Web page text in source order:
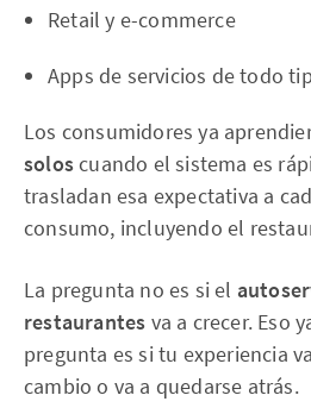
Retail y e-commerce
Apps de servicios de todo
Los consumidores ya
soloscuando el sistema es
trasladan esa expectativa a
consumo, incluyendo el
La pregunta no es si el
restaurantes va a crecer. Eso
pregunta es si tu experiencia
cambio o va a quedarse atrás.